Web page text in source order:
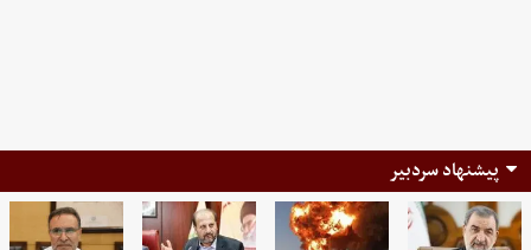
پیشنهاد سردبیر